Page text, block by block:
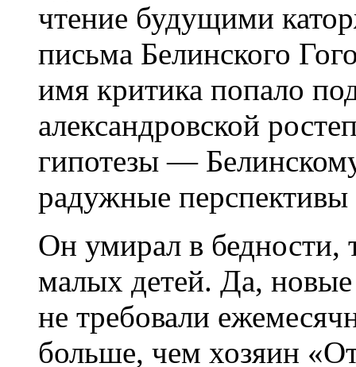
чтение будущими
письма Белинского
имя критика попало
александровской
гипотезы —
радужные перспективы
Он умирал в бедности,
малых детей. Да,
не требовали
больше, чем хозяин